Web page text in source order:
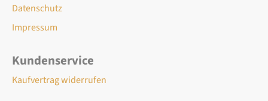
Datenschutz
Impressum
Kundenservice
Kaufvertrag widerrufen